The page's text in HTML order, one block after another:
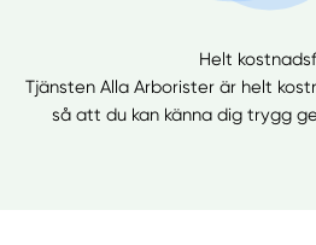
Helt
Tjänsten Alla Arborister är helt
så att du kan känna dig trygg